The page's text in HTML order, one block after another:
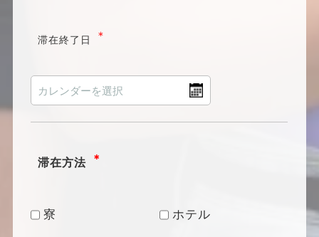
滞在終了日 ＊
滞在方法 ＊
寮 ホテル